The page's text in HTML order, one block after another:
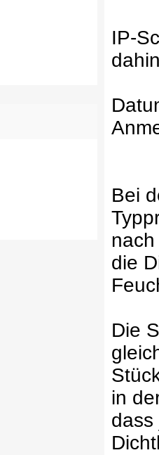
IP-
Bei
die
Die
in
dass